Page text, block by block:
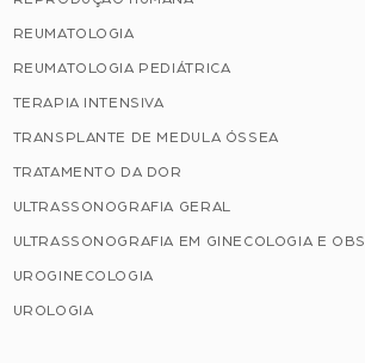
REUMATOLOGIA
REUMATOLOGIA PEDIÁTRICA
TERAPIA INTENSIVA
TRANSPLANTE DE MEDULA ÓSSEA
TRATAMENTO DA DOR
ULTRASSONOGRAFIA GERAL
ULTRASSONOGRAFIA EM GINECOLOGIA E
UROGINECOLOGIA
UROLOGIA